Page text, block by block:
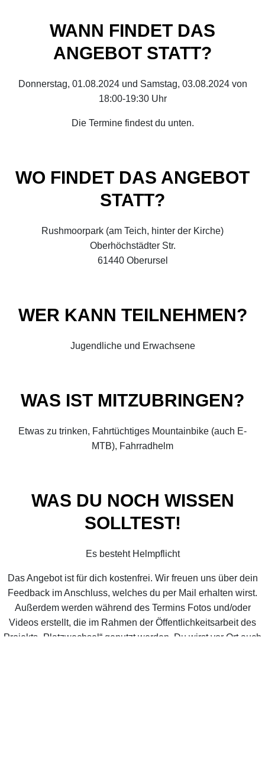
WANN FINDET DAS
ANGEBOT STATT?
Donnerstag, 01.08.2024 und Samstag, 03.08.2024 von
18:00-19:30 Uhr
Die Termine findest du unten.
WO FINDET DAS ANGEBOT
STATT?
Rushmoorpark (am Teich, hinter der Kirche)
Oberhöchstädter Str.
61440 Oberursel
WER KANN TEILNEHMEN?
Jugendliche und Erwachsene
WAS IST MITZUBRINGEN?
Etwas zu trinken, Fahrtüchtiges Mountainbike (auch E-
MTB), Fahrradhelm
WAS DU NOCH WISSEN
SOLLTEST!
Es besteht Helmpflicht
Das Angebot ist für dich kostenfrei. Wir freuen uns über dein
Feedback im Anschluss, welches du per Mail erhalten wirst.
Außerdem werden während des Termins Fotos und/oder
Videos erstellt, die im Rahmen der Öffentlichkeitsarbeit des
Projekts „Platzwechsel“ genutzt werden. Du wirst vor Ort auch